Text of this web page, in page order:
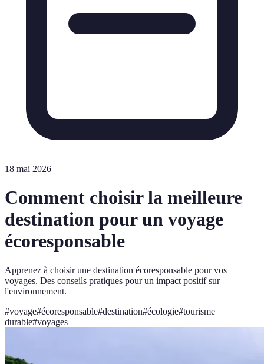
18 mai 2026
Comment choisir la meilleure
destination pour un voyage
écoresponsable
Apprenez à choisir une destination écoresponsable pour vos
voyages. Des conseils pratiques pour un impact positif sur
l'environnement.
#voyage#écoresponsable#destination#écologie#tourisme
durable#voyages